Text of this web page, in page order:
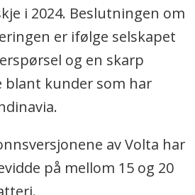
i 2024. Beslutningen om
er ifølge selskapet
og en skarp
blant kunder som har
av Volta har
på mellom 15 og 20